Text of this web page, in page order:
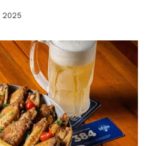
2025